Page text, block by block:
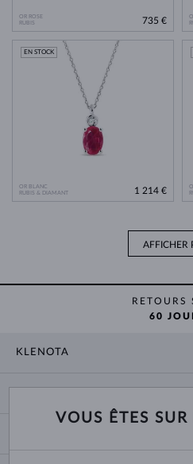
OR ROSE
RUBIS
735 €
OR BLANC
RUBIS & DIAMANT
EN STOCK
1 214 €
AFFICHER
RETOURS
60
KLENOTA
NOUS CONNAÎTRE
LIVRAISON ET PAIEMENT
VOUS ÊTES